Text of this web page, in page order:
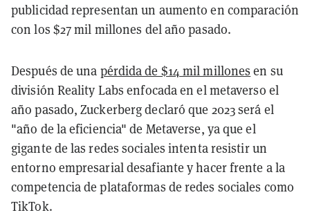
publicidad representan un aumento en comparación
con los $27 mil millones del año pasado.
Después de una pérdida de $14 mil millones en su
división Reality Labs enfocada en el metaverso el
año pasado, Zuckerberg declaró que 2023 será el
"año de la eficiencia" de Metaverse, ya que el
gigante de las redes sociales intenta resistir un
entorno empresarial desafiante y hacer frente a la
competencia de plataformas de redes sociales como
TikTok.